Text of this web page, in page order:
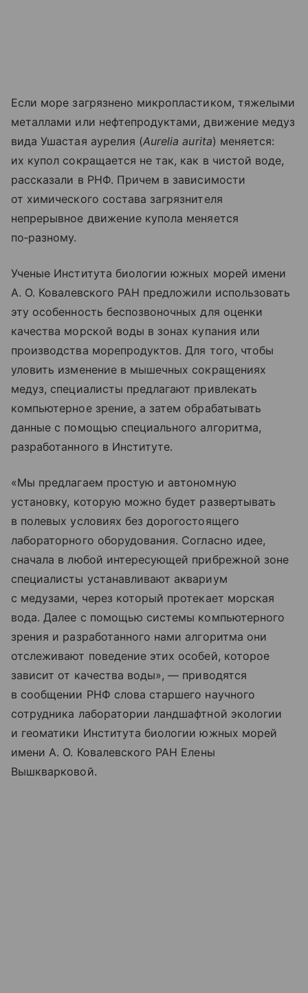
Если море загрязнено микропластиком, тяжелыми
металлами или нефтепродуктами, движение медуз
вида Ушастая аурелия (Aurelia aurita) меняется:
их купол сокращается не так, как в чистой воде,
рассказали в РНФ. Причем в зависимости
от химического состава загрязнителя
непрерывное движение купола меняется
по‑разному.
Ученые Института биологии южных морей имени
А. О. Ковалевского РАН предложили использовать
эту особенность беспозвоночных для оценки
качества морской воды в зонах купания или
производства морепродуктов. Для того, чтобы
уловить изменение в мышечных сокращениях
медуз, специалисты предлагают привлекать
компьютерное зрение, а затем обрабатывать
данные с помощью специального алгоритма,
разработанного в Институте.
«Мы предлагаем простую и автономную
установку, которую можно будет развертывать
в полевых условиях без дорогостоящего
лабораторного оборудования. Согласно идее,
сначала в любой интересующей прибрежной зоне
специалисты устанавливают аквариум
с медузами, через который протекает морская
вода. Далее с помощью системы компьютерного
зрения и разработанного нами алгоритма они
отслеживают поведение этих особей, которое
зависит от качества воды», — приводятся
в сообщении РНФ слова старшего научного
сотрудника лаборатории ландшафтной экологии
и геоматики Института биологии южных морей
имени А. О. Ковалевского РАН Елены
Вышкварковой.